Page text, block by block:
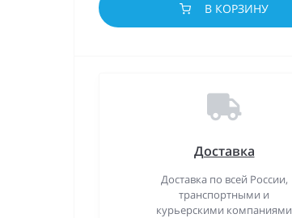
В КОРЗИНУ
Доставка
Доставка по всей России,
транспортными и
курьерскими компаниями